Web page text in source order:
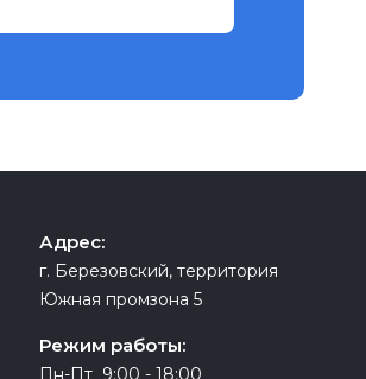
Адрес:
г. Березовский, территория
Южная промзона 5
Режим работы:
Пн-Пт 9:00 - 18:00